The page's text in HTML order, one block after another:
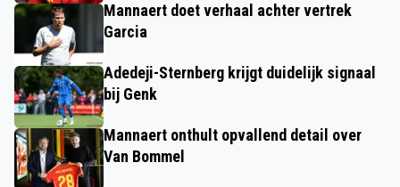
Mannaert doet verhaal achter vertrek
Garcia
Adedeji-Sternberg krijgt duidelijk signaal
bij Genk
Mannaert onthult opvallend detail over
Van Bommel